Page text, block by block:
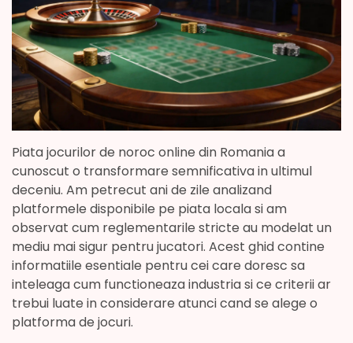
Piata jocurilor de noroc online din Romania a
cunoscut o transformare semnificativa in ultimul
deceniu. Am petrecut ani de zile analizand
platformele disponibile pe piata locala si am
observat cum reglementarile stricte au modelat un
mediu mai sigur pentru jucatori. Acest ghid contine
informatiile esentiale pentru cei care doresc sa
inteleaga cum functioneaza industria si ce criterii ar
trebui luate in considerare atunci cand se alege o
platforma de jocuri.